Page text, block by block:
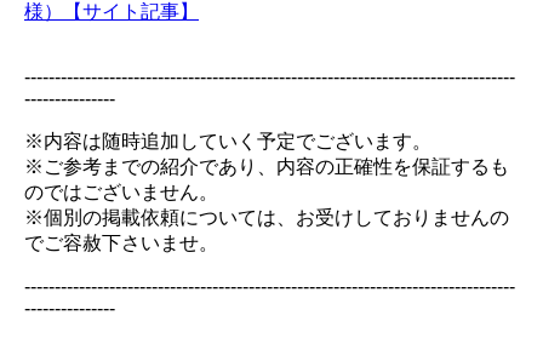
様）【サイト記事】
---------------------------------------------------------------------------------
---------------
※内容は随時追加していく予定でございます。
※ご参考までの紹介であり、内容の正確性を保証するも
のではございません。
※個別の掲載依頼については、お受けしておりませんの
でご容赦下さいませ。
---------------------------------------------------------------------------------
---------------